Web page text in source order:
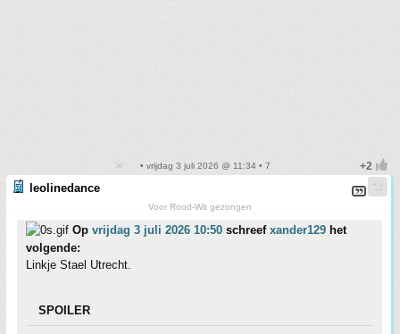
• vrijdag 3 juli 2026 @ 11:34 • 7
leolinedance
Voor Rood-Wit gezongen
Op vrijdag 3 juli 2026 10:50 schreef xander129 het
volgende:
Linkje Stael Utrecht.
SPOILER